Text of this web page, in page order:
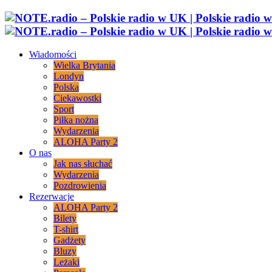
Wiadomości
Wielka Brytania
Londyn
Polska
Ciekawostki
Sport
Piłka nożna
Wydarzenia
ALOHA Party 2
O nas
Jak nas słuchać
Wydarzenia
Pozdrowienia
Rezerwacje
ALOHA Party 2
Bilety
T-shirt
Gadżety
Bluzy
Leżaki